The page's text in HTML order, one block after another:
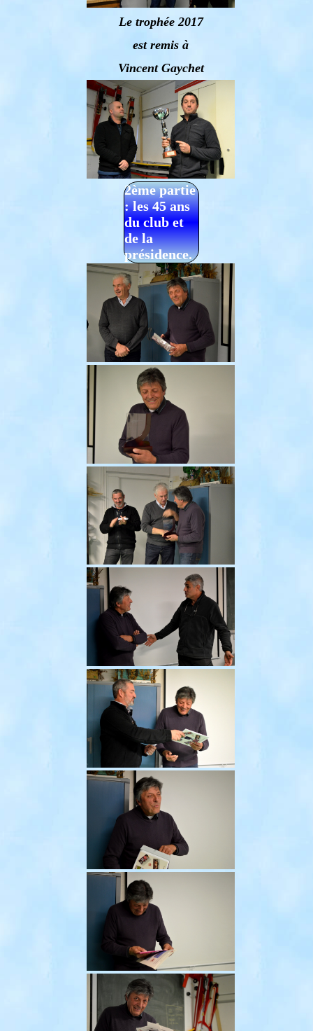
Le trophée 2017
est remis à
Vincent Gaychet
2ème partie
: les 45 ans
du club et
de la
présidence.